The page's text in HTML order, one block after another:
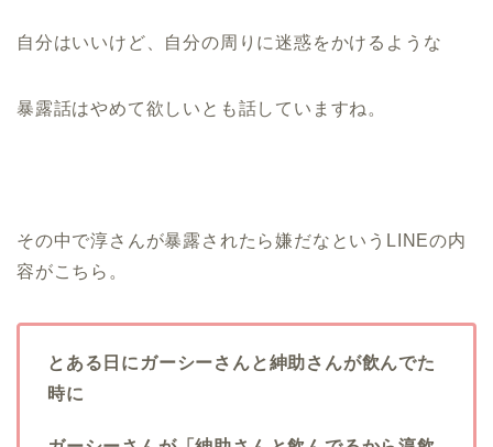
自分はいいけど、自分の周りに迷惑をかけるような
暴露話はやめて欲しいとも話していますね。
その中で淳さんが暴露されたら嫌だなというLINEの内
容がこちら。
とある日にガーシーさんと紳助さんが飲んでた
時に